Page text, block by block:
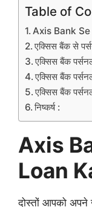
Table of
Axis Bank Se
एक्सिस बैंक से
एक्सिस बैंक
एक्सिस बैंक
एक्सिस बैंक
निष्कर्ष :
Axis
Loan
दोस्तों आपको अपने